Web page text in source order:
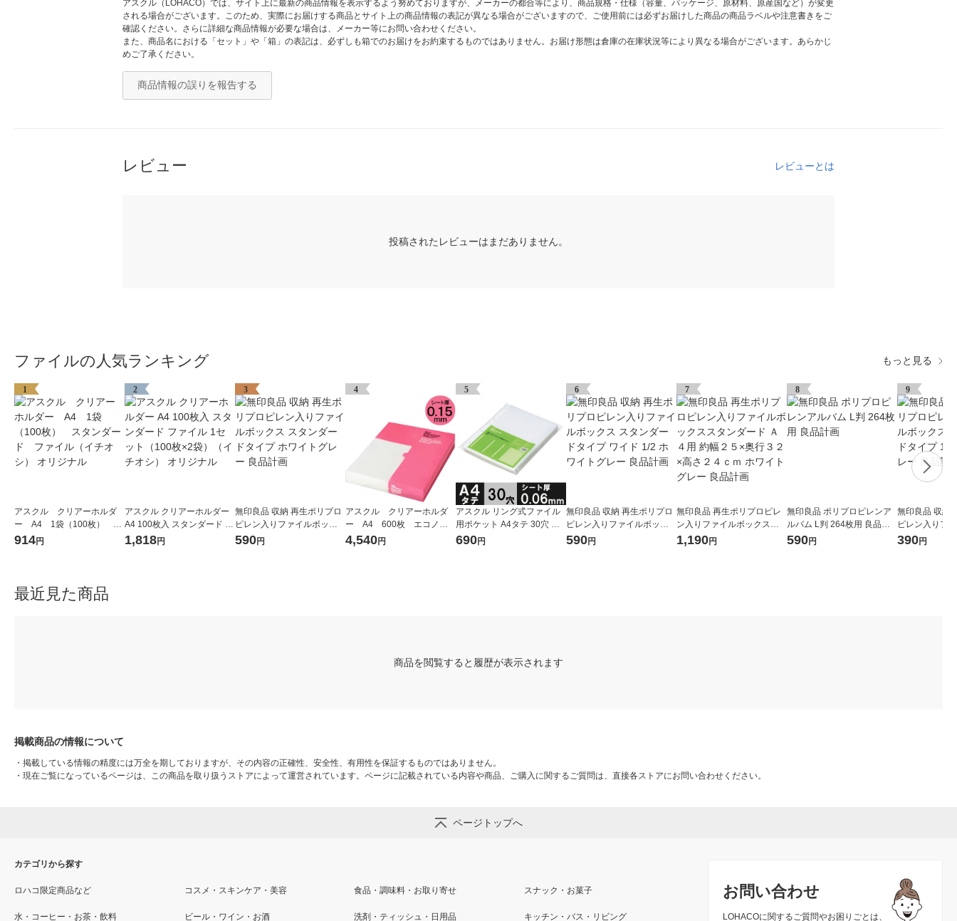
アスクル（LOHACO）では、サイト上に最新の商品情報を表示するよう努めておりますが、メーカーの都合等により、商品規格・仕様（容量、パッケージ、原材料、原産国など）が変更
される場合がございます。このため、実際にお届けする商品とサイト上の商品情報の表記が異なる場合がございますので、ご使用前には必ずお届けした商品の商品ラベルや注意書きをご
確認ください。さらに詳細な商品情報が必要な場合は、メーカー等にお問い合わせください。
また、商品名における「セット」や「箱」の表記は、必ずしも箱でのお届けをお約束するものではありません。お届け形態は倉庫の在庫状況等により異なる場合がございます。あらかじ
めご了承ください。
商品情報の誤りを報告する
レビュー レビューとは
投稿されたレビューはまだありません。
ファイルの人気ランキング もっと見る
1
アスクル クリアーホルダ
ー A4 1袋（100枚） ス
タンダード ファイル（イ
914円
2
アスクル クリアーホルダー
A4 100枚入 スタンダード フ
ァイル 1セット（100枚×2
1,818円
3
無印良品 収納 再生ポリプロ
ピレン入りファイルボック
ス スタンダードタイプ ホワ
590円
4
アスクル クリアーホルダ
ー A4 600枚 エコノミ
ースリム ファイル オリジ
4,540円
5
アスクル リング式ファイル
用ポケット A4タテ 30穴 厚
さ0.06mm 1袋（100枚） オ
690円
6
無印良品 収納 再生ポリプロ
ピレン入りファイルボック
ス スタンダードタイプ ワイ
590円
7
無印良品 再生ポリプロピレ
ン入りファイルボックスス
タンダード Ａ４用 約幅２５
1,190円
8
無印良品 ポリプロピレンア
ルバム L判 264枚用 良品計
画
590円
9
無印良品 収納
ピレン入りフ
ス スタンダー
390円
最近見た商品
商品を閲覧すると履歴が表示されます
掲載商品の情報について
・ 掲載している情報の精度には万全を期しておりますが、その内容の正確性、安全性、有用性を保証するものではありません。
・ 現在ご覧になっているページは、この商品を取り扱うストアによって運営されています。ページに記載されている内容や商品、ご購入に関するご質問は、直接各ストアにお問い合わせください。
ページトップへ
お問い合わせ
LOHACOに関するご質問やお困りごとは、
カテゴリから探す
ロハコ限定商品など コスメ・スキンケア・美容 食品・調味料・お取り寄せ スナック・お菓子
水・コーヒー・お茶・飲料 ビール・ワイン・お酒 洗剤・ティッシュ・日用品 キッチン・バス・リビング